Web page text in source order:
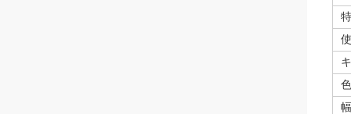
色
幅